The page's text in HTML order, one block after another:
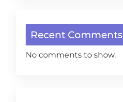
Recent Comments
No comments to show.